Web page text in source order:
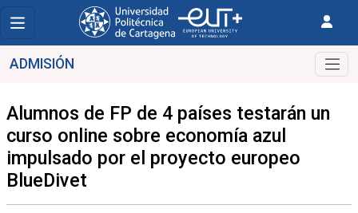
ADMISIÓN
Alumnos de FP de 4 países testarán un
curso online sobre economía azul
impulsado por el proyecto europeo
BlueDivet